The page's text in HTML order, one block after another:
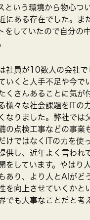
という環境から物心つ
にある存在でした。ま
をしていたので自分の
社員が10数人の会社で
いくと人手不足や今で
くさんあることに気が
様々な社会課題をITの
なりました。弊社では
の点検工事などの事業
けではなくITの力を使
供し、近年よく言われ
をしています。やはり
あり、より人とAIがど
を向上させていくかと
でも大事なことだと考